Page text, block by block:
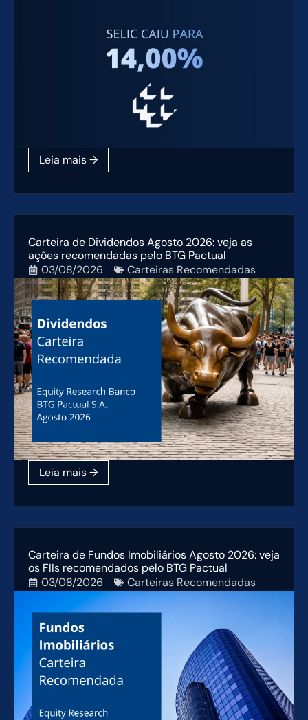
Carteira de Dividendos Agosto 2026: veja as
ações recomendadas pelo BTG Pactual
03/08/2026
Carteiras Recomendadas
Carteira de Fundos Imobiliários Agosto 2026: veja
os FIIs recomendados pelo BTG Pactual
03/08/2026
Carteiras Recomendadas